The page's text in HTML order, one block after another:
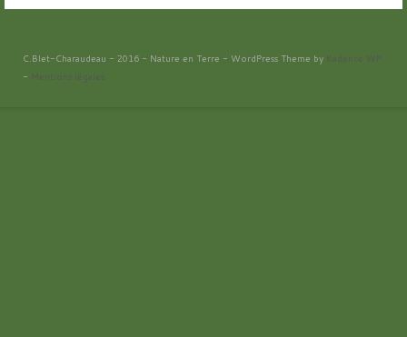
C.Blet-Charaudeau - 2016 - Nature en Terre - WordPress Theme by
Kadence WP
- Mentions légales